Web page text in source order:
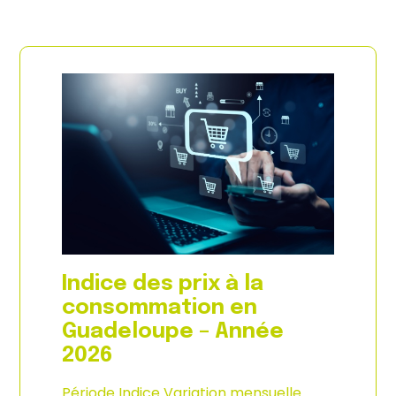
Indice des prix à la
consommation en
Guadeloupe – Année
2026